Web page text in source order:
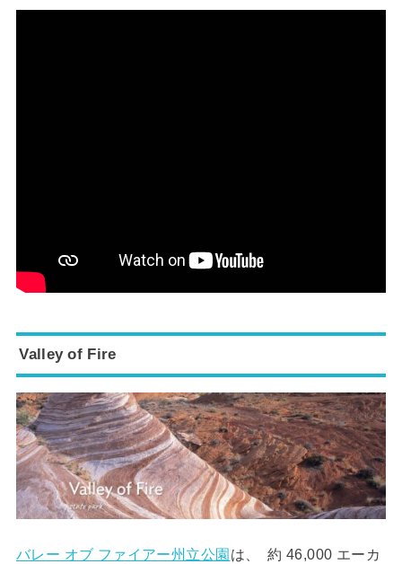
Valley of Fire
バレー オブ ファイアー州立公園は、 約 46,000 エーカ